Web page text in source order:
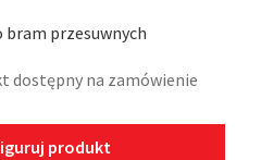
przesuwnych
dostępny na zamówienie
produkt